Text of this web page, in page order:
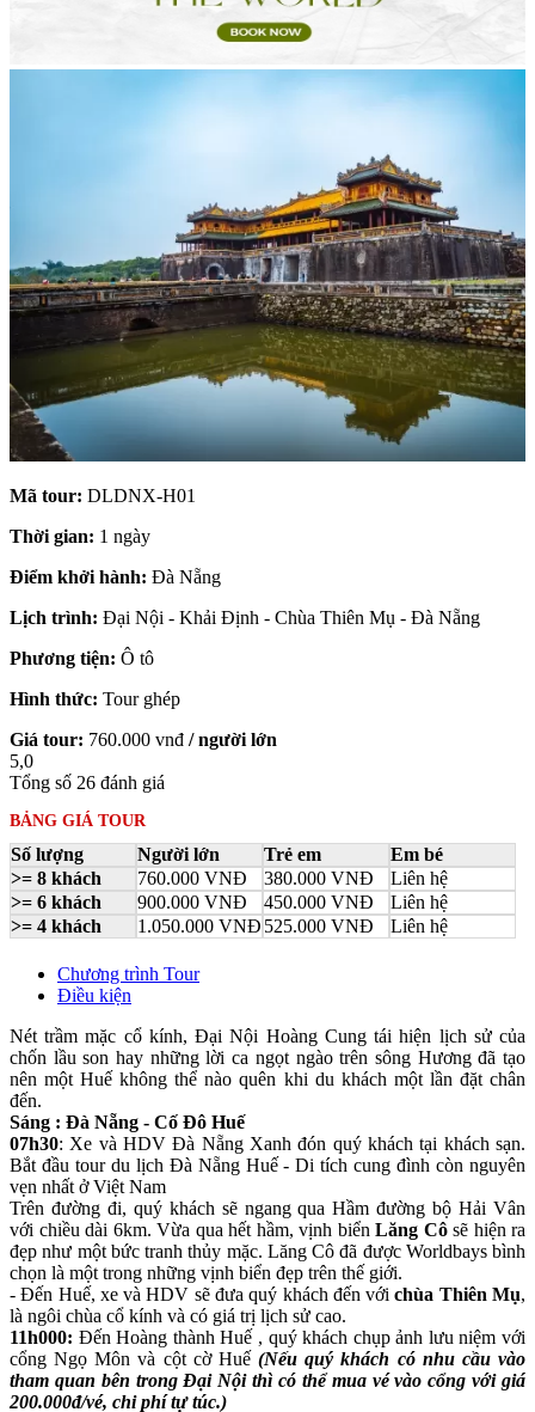
Mã tour: DLDNX-H01
Thời gian: 1 ngày
Điểm khởi hành: Đà Nẵng
Lịch trình: Đại Nội - Khải Định - Chùa Thiên Mụ - Đà Nẵng
Phương tiện: Ô tô
Hình thức: Tour ghép
Giá tour: 760.000 vnđ / người lớn
5,0
Tổng số 26 đánh giá
BẢNG GIÁ TOUR
Số lượng Người lớn Trẻ em
Em bé
>= 8 khách
760.000 VNĐ 380.000 VNĐ
Liên hệ
>= 6 khách
900.000 VNĐ 450.000 VNĐ
Liên hệ
>= 4 khách
1.050.000 VNĐ 525.000 VNĐ Liên hệ
Chương trình Tour
Điều kiện
Nét trầm mặc cổ kính, Đại Nội Hoàng Cung tái hiện lịch sử của
chốn lầu son hay những lời ca ngọt ngào trên sông Hương đã tạo
nên một Huế không thể nào quên khi du khách một lần đặt chân
đến.
Sáng : Đà Nẵng - Cố Đô Huế
07h30: Xe và HDV Đà Nẵng Xanh đón quý khách tại khách sạn.
Bắt đầu tour du lịch Đà Nẵng Huế - Di tích cung đình còn nguyên
vẹn nhất ở Việt Nam
Trên đường đi, quý khách sẽ ngang qua Hầm đường bộ Hải Vân
với chiều dài 6km. Vừa qua hết hầm, vịnh biển Lăng Côsẽ hiện ra
đẹp như một bức tranh thủy mặc. Lăng Cô đã được Worldbays bình
chọn là một trong những vịnh biển đẹp trên thế giới.
- Đến Huế, xe và HDV sẽ đưa quý khách đến vớichùa Thiên Mụ,
là ngôi chùa cổ kính và có giá trị lịch sử cao.
11h000: Đến Hoàng thành Huế , quý khách chụp ảnh lưu niệm với
cổng Ngọ Môn và cột cờ Huế(Nếu quý khách có nhu cầu vào
tham quan bên trong Đại Nội thì có thể mua vé vào cổng với giá
200.000đ/vé, chi phí tự túc.)